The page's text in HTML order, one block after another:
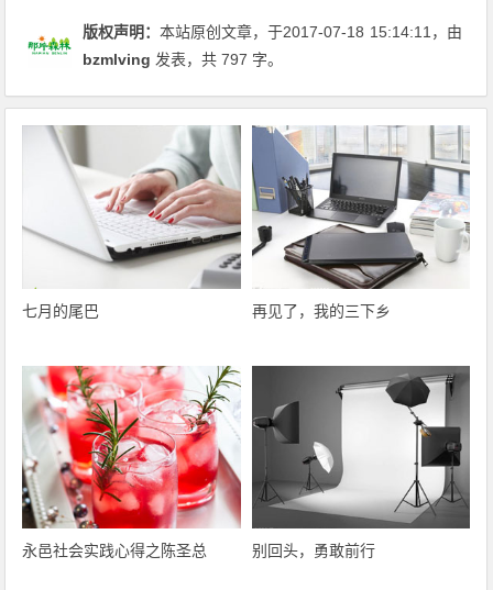
版权声明：本站原创文章，于2017-07-18 15:14:11 ，由
bzmlving 发表，共 797 字。
七月的尾巴 再见了，我的三下乡
永邑社会实践心得之陈圣总 别回头，勇敢前行